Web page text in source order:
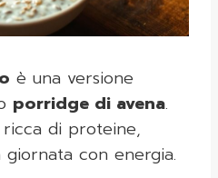
è una versione
porridge di avena.
di proteine,
con energia.